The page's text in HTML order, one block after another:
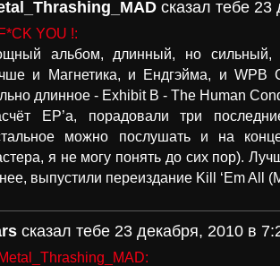
сказал тебе
YOU !:
альбом, длинный, но сильный,
и Магнетика, и Ендгэйма, и WPB
длинное - Exhibit B - The Human
EP’а, порадовали три
можно послушать и на
я не могу понять до сих пор).
выпустили переиздание Kill ‘Em All
сказал тебе 23 декабря, 2010 в